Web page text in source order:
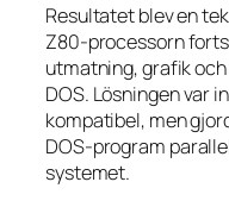
Resultatet blev en
Z80-processorn
utmatning, grafik
DOS. Lösningen var
kompatibel, men
DOS-program
systemet.